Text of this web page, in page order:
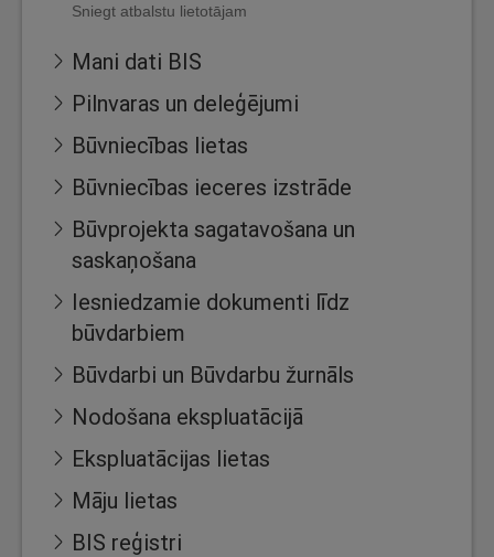
Sniegt atbalstu lietotājam
Mani dati BIS
Pilnvaras un deleģējumi
Būvniecības lietas
Būvniecības ieceres izstrāde
Būvprojekta sagatavošana un
saskaņošana
Iesniedzamie dokumenti līdz
būvdarbiem
Būvdarbi un Būvdarbu žurnāls
Nodošana ekspluatācijā
Ekspluatācijas lietas
Māju lietas
BIS reģistri